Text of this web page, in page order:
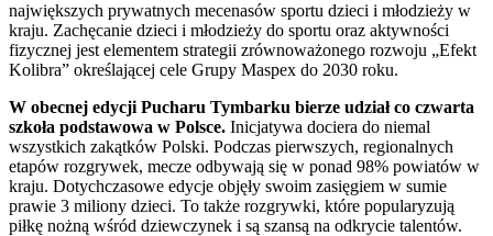
największych prywatnych mecenasów sportu dzieci i młodzieży w
kraju. Zachęcanie dzieci i młodzieży do sportu oraz aktywności
fizycznej jest elementem strategii zrównoważonego rozwoju „Efekt
Kolibra” określającej cele Grupy Maspex do 2030 roku.
W obecnej edycji Pucharu Tymbarku bierze udział co czwarta
szkoła podstawowa w Polsce. Inicjatywa dociera do niemal
wszystkich zakątków Polski. Podczas pierwszych, regionalnych
etapów rozgrywek, mecze odbywają się w ponad 98% powiatów w
kraju. Dotychczasowe edycje objęły swoim zasięgiem w sumie
prawie 3 miliony dzieci. To także rozgrywki, które popularyzują
piłkę nożną wśród dziewczynek i są szansą na odkrycie talentów.